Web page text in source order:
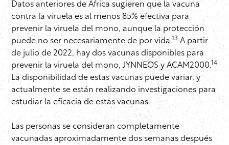
Datos anteriores de África sugieren que la vacuna
contra la viruela es al menos 85% efectiva para
prevenir la viruela del mono, aunque la protección
puede no ser necesariamente de por vida.13A partir
de julio de 2022, hay dos vacunas disponibles para
prevenir la viruela del mono, JYNNEOS y ACAM2000. 14
La disponibilidad de estas vacunas puede variar, y
actualmente se están realizando investigaciones para
estudiar la eficacia de estas vacunas.
Las personas se consideran completamente
vacunadas aproximadamente dos semanas después